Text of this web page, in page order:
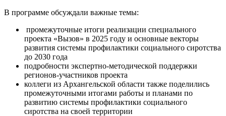
В программе обсуждали важные темы:
промежуточные итоги реализации специального
проекта «Вызов» в 2025 году и основные векторы
развития системы профилактики социального сиротства
до 2030 года
подробности экспертно-методической поддержки
регионов-участников проекта
коллеги из Архангельской области также поделились
промежуточными итогами работы и планами по
развитию системы профилактики социального
сиротства на своей территории